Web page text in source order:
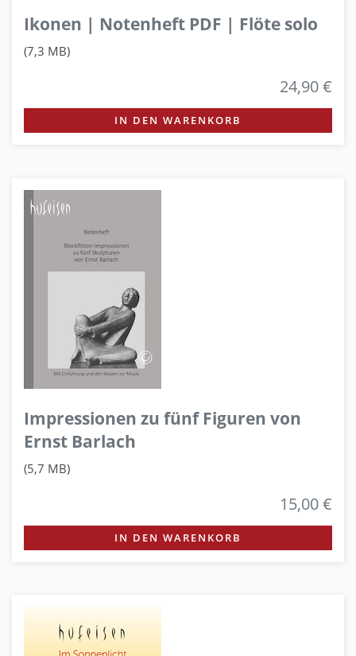
Ikonen | Notenheft PDF | Flöte solo
(7,3 MB)
24,90 €
IN DEN WARENKORB
Impressionen zu fünf Figuren von
Ernst Barlach
(5,7 MB)
15,00 €
IN DEN WARENKORB